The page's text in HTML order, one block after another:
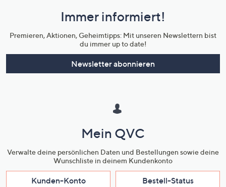
Unternehmensinformationen
Immer informiert!
Premieren, Aktionen, Geheimtipps: Mit unseren Newslettern bist
du immer up to date!
Newsletter abonnieren
Mein QVC
Verwalte deine persönlichen Daten und Bestellungen sowie deine
Wunschliste in deinem Kundenkonto
Kunden-Konto Bestell-Status